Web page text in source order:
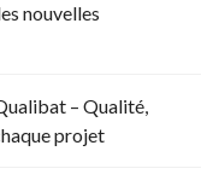
nouvelles
– Qualité,
projet